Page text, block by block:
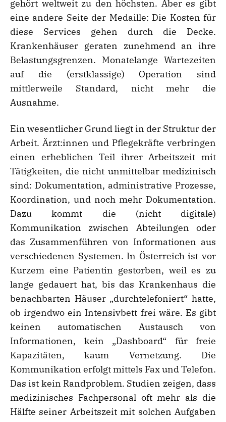
gehört weltweit zu den höchsten. Aber es gibt
eine andere Seite der Medaille: Die Kosten für
diese Services gehen durch die Decke.
Krankenhäuser geraten zunehmend an ihre
Belastungsgrenzen. Monatelange Wartezeiten
auf die (erstklassige) Operation sind
mittlerweile Standard, nicht mehr die
Ausnahme.
Ein wesentlicher Grund liegt in der Struktur der
Arbeit. Ärzt:innen und Pflegekräfte verbringen
einen erheblichen Teil ihrer Arbeitszeit mit
Tätigkeiten, die nicht unmittelbar medizinisch
sind: Dokumentation, administrative Prozesse,
Koordination, und noch mehr Dokumentation.
Dazu kommt die (nicht digitale)
Kommunikation zwischen Abteilungen oder
das Zusammenführen von Informationen aus
verschiedenen Systemen. In Österreich ist vor
Kurzem eine Patientin gestorben, weil es zu
lange gedauert hat, bis das Krankenhaus die
benachbarten Häuser „durchtelefoniert“ hatte,
ob irgendwo ein Intensivbett frei wäre. Es gibt
keinen automatischen Austausch von
Informationen, kein „Dashboard“ für freie
Kapazitäten, kaum Vernetzung. Die
Kommunikation erfolgt mittels Fax und Telefon.
Das ist kein Randproblem. Studien zeigen, dass
medizinisches Fachpersonal oft mehr als die
Hälfte seiner Arbeitszeit mit solchen Aufgaben